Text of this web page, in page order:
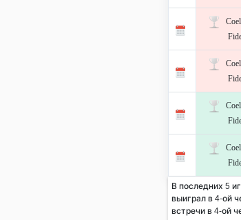
В последних 5
выиграл в 4-ой
встречи в 4-ой